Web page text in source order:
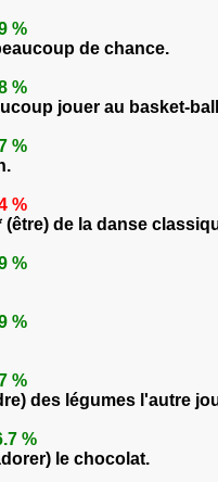
%
de chance.
%
jouer au basket-
%
%
de la danse
%
%
%
des légumes l'autre
%
le chocolat.